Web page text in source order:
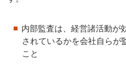
内部監査は、経営諸活動が
されているかを会社自らが
こと